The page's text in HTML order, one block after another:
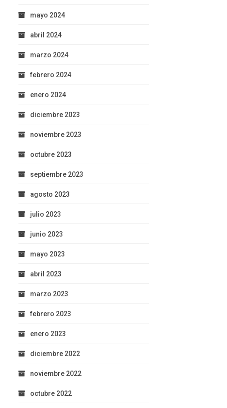
mayo 2024
abril 2024
marzo 2024
febrero 2024
enero 2024
diciembre 2023
noviembre 2023
octubre 2023
septiembre 2023
agosto 2023
julio 2023
junio 2023
mayo 2023
abril 2023
marzo 2023
febrero 2023
enero 2023
diciembre 2022
noviembre 2022
octubre 2022